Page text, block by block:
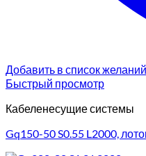
Добавить в список желаний
Быстрый просмотр
Кабеленесущие системы
Gq150-50 S0.55 L2000,